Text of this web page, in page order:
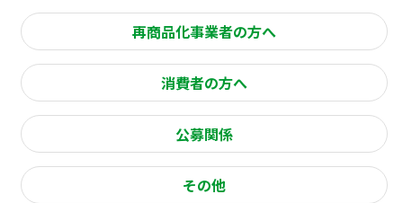
再商品化事業者の方へ
消費者の方へ
公募関係
その他